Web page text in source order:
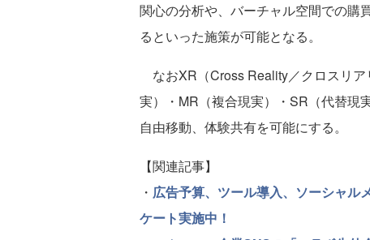
関心の分析や、バーチャル空間での購
るといった施策が可能となる。
なおXR（Cross Reality／クロスリ
実）・MR（複合現実）・SR（代替現
自由移動、体験共有を可能にする。
【関連記事】
・ 広告予算、ツール導入、ソーシャル
ケート実施中！